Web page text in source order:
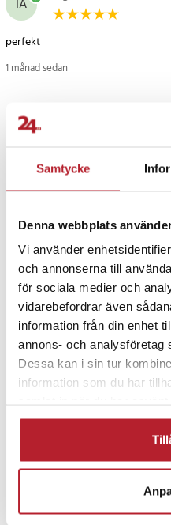
Samtycke
Denna webbplats
Vi använder
och annonserna till
för sociala medier och
vidarebefordrar även
information från din enhet
annons- och analysföretag
Dessa kan i sin tur
information som du har
Delnummer
Neato 945-0129
Neato 2041006
IÅ
perfekt
1 månad sedan
Batterier